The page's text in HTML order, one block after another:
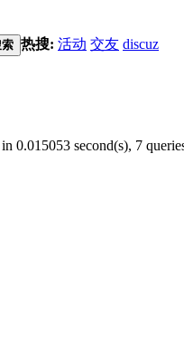
热搜: 活动 交友 discuz
in 0.015053 second(s), 7